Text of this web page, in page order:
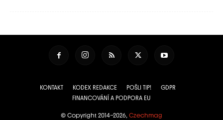
KONTAKT KODEX REDAKCE POŠLI TIP!
GDPR
FINANCOVÁNÍ A PODPORA EU
© Copyright 2014–2026, Czechmag